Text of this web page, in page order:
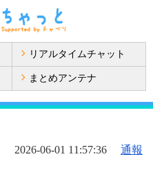
リアルタイムチャット
まとめアンテナ
2026-06-01 11:57:36 通報